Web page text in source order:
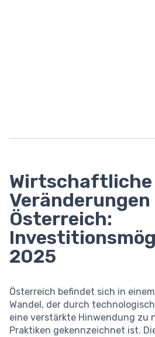
Wirtschaftliche
Veränderungen
Österreich:
2025
Österreich befindet sich in
Wandel, der durch
eine verstärkte Hinwendung zu
Praktiken gekennzeichnet ist.